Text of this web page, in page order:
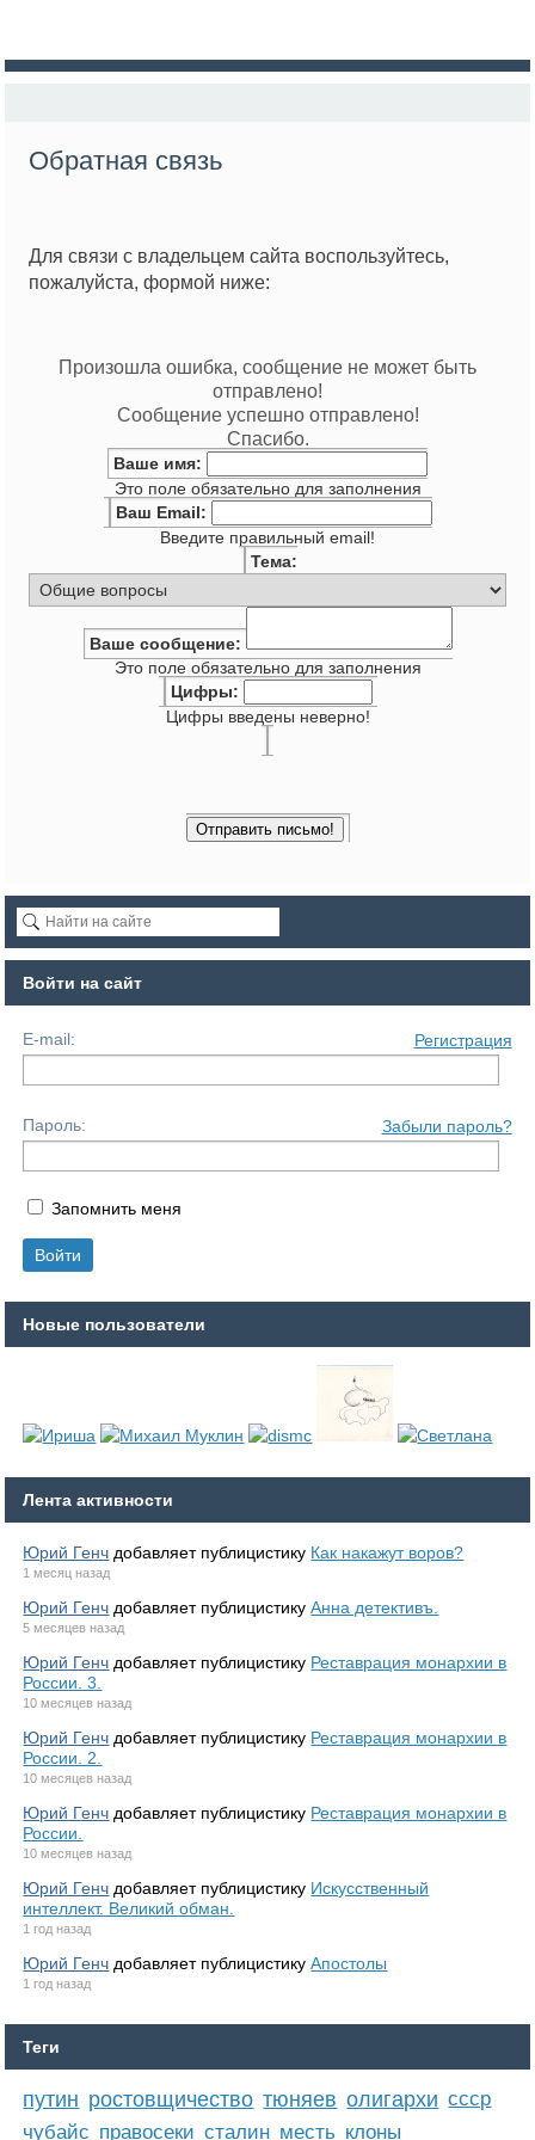
Обратная связь
Для связи с владельцем сайта воспользуйтесь,
пожалуйста, формой ниже:
Произошла ошибка, сообщение не может быть
отправлено!
Сообщение успешно отправлено!
Спасибо.
Ваше имя:
Это поле обязательно для заполнения
Ваш Email:
Введите правильный email!
Тема:
Ваше сообщение:
Это поле обязательно для заполнения
Цифры:
Цифры введены неверно!
Войти на сайт
E-mail: Регистрация
Пароль: Забыли пароль?
Запомнить меня
Новые пользователи
Лента активности
Юрий Генч добавляет публицистику Как накажут воров?
1 месяц назад
Юрий Генч добавляет публицистикуАнна детективъ.
5 месяцев назад
Юрий Генч добавляет публицистику Реставрация монархии в
России. 3.
10 месяцев назад
Юрий Генч добавляет публицистику Реставрация монархии в
России. 2.
10 месяцев назад
Юрий Генч добавляет публицистику Реставрация монархии в
России.
10 месяцев назад
Юрий Генч добавляет публицистику Искусственный
интеллект. Великий обман.
1 год назад
Юрий Генч добавляет публицистикуАпостолы
1 год назад
Теги
путин ростовщичество тюняев олигархи ссср
чубайс правосеки сталин месть клоны